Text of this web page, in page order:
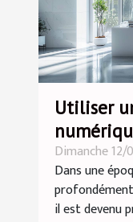
Utiliser
études
Dimanche 12/
Dans une
il est devenu